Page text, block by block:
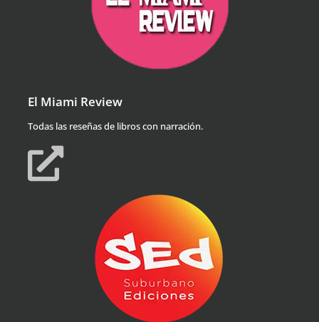
El Miami Review
Todas las reseñas de libros con narración.